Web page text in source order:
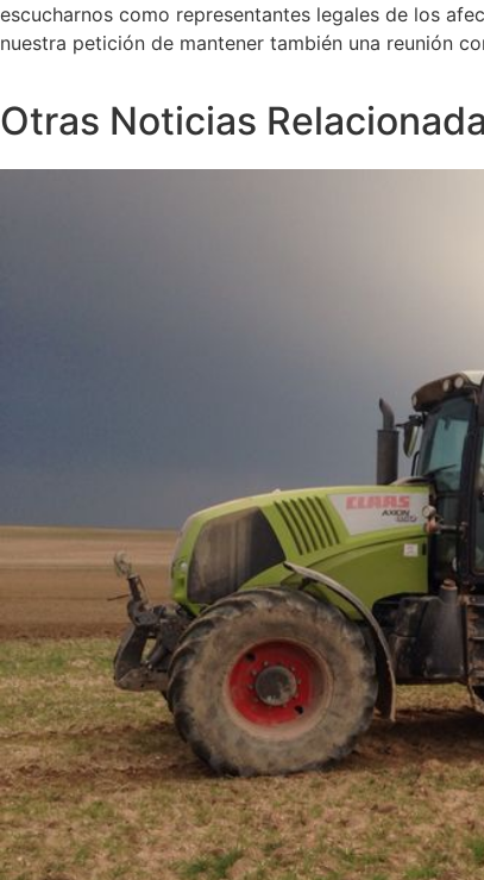
escucharnos como representantes legales de los
nuestra petición de mantener también una reunión
Otras Noticias